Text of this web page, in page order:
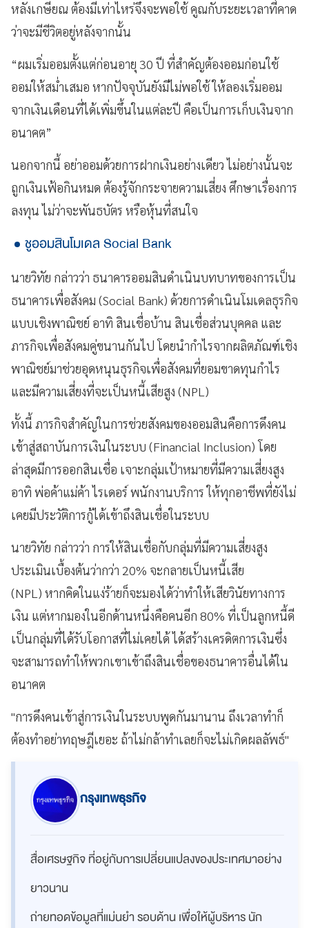
หลังเกษียณ ต้องมีเท่าไหร่จึงจะพอใช้ คูณกับระยะเวลาที่คาด
ว่าจะมีชีวิตอยู่หลังจากนั้น
“ผมเริ่มออมตั้งแต่ก่อนอายุ 30 ปี ที่สำคัญต้องออมก่อนใช้
ออมให้สม่ำเสมอ หากปัจจุบันยังมีไม่พอใช้ ให้ลองเริ่มออม
จากเงินเดือนที่ได้เพิ่มขึ้นในแต่ละปี คือเป็นการเก็บเงินจาก
อนาคต”
นอกจากนี้ อย่าออมด้วยการฝากเงินอย่างเดียว ไม่อย่างนั้นจะ
ถูกเงินเฟ้อกินหมด ต้องรู้จักกระจายความเสี่ยง ศึกษาเรื่องการ
ลงทุน ไม่ว่าจะพันธบัตร หรือหุ้นที่สนใจ
ชูออมสินโมเดล Social Bank
นายวิทัย กล่าวว่า ธนาคารออมสินดำเนินบทบาทของการเป็น
ธนาคารเพื่อสังคม (Social Bank) ด้วยการดำเนินโมเดลธุรกิจ
แบบเชิงพาณิชย์ อาทิ สินเชื่อบ้าน สินเชื่อส่วนบุคคล และ
ภารกิจเพื่อสังคมคู่ขนานกันไป โดยนำกำไรจากผลิตภัณฑ์เชิง
พาณิชย์มาช่วยอุดหนุนธุรกิจเพื่อสังคมที่ยอมขาดทุนกำไร
และมีความเสี่ยงที่จะเป็นหนี้เสียสูง (NPL)
ทั้งนี้ ภารกิจสำคัญในการช่วยสังคมของออมสินคือการดึงคน
เข้าสู่สถาบันการเงินในระบบ (Financial Inclusion) โดย
ล่าสุดมีการออกสินเชื่อ เจาะกลุ่มเป้าหมายที่มีความเสี่ยงสูง
อาทิ พ่อค้าแม่ค้า ไรเดอร์ พนักงานบริการ ให้ทุกอาชีพที่ยังไม่
เคยมีประวัติการกู้ได้เข้าถึงสินเชื่อในระบบ
นายวิทัย กล่าวว่า การให้สินเชื่อกับกลุ่มที่มีความเสี่ยงสูง
ประเมินเบื้องต้นว่ากว่า 20% จะกลายเป็นหนี้เสีย
(NPL) หากคิดในแง่ร้ายก็จะมองได้ว่าทำให้เสียวินัยทางการ
เงิน แต่หากมองในอีกด้านหนึ่งคือคนอีก 80% ที่เป็นลูกหนี้ดี
เป็นกลุ่มที่ได้รับโอกาสที่ไม่เคยได้ ได้สร้างเครดิตการเงินซึ่ง
จะสามารถทำให้พวกเขาเข้าถึงสินเชื่อของธนาคารอื่นได้ใน
อนาคต
"การดึงคนเข้าสู่การเงินในระบบพูดกันมานาน ถึงเวลาทำก็
ต้องทำอย่าทฤษฎีเยอะ ถ้าไม่กล้าทำเลยก็จะไม่เกิดผลลัพธ์"
กรุงเทพธุรกิจ
สื่อเศรษฐกิจ ที่อยู่กับการเปลี่ยนแปลงของประเทศมาอย่าง
ยาวนาน
ถ่ายทอดข้อมูลที่แม่นยำ รอบด้าน เพื่อให้ผู้บริหาร นัก